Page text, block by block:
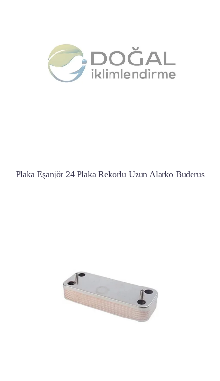
Plaka Eşanjör 24 Plaka Rekorlu Uzun Alarko Buderus